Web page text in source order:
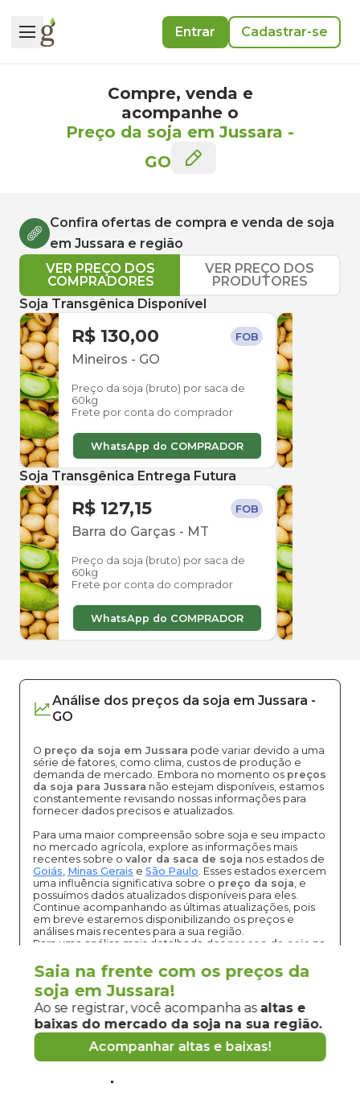
Entrar Cadastrar-se
Compre, venda e
acompanhe o
Preço da soja em Jussara -
GO
Confira ofertas de compra e venda de soja
em Jussara e região
VER PREÇO DOS
COMPRADORES
VER PREÇO DOS
PRODUTORES
Soja Transgênica Disponível
R$ 130,00 FOB
Mineiros - GO
Preço da soja (bruto) por saca de
60kg
Frete por conta do comprador
WhatsApp do COMPRADOR
Soja Transgênica Entrega Futura
R$ 127,15 FOB
Barra do Garças - MT
Preço da soja (bruto) por saca de
60kg
Frete por conta do comprador
WhatsApp do COMPRADOR
Análise dos preços da soja em Jussara -
GO
O preço da soja em Jussara pode variar devido a uma
série de fatores, como clima, custos de produção e
demanda de mercado. Embora no momento os preços
da soja para Jussara não estejam disponíveis, estamos
constantemente revisando nossas informações para
fornecer dados precisos e atualizados.
Para uma maior compreensão sobre soja e seu impacto
no mercado agrícola, explore as informações mais
recentes sobre o valor da saca de soja nos estados de
Goiás, Minas Gerais e São Paulo. Esses estados exercem
uma influência significativa sobre o preço da soja, e
possuímos dados atualizados disponíveis para eles.
Continue acompanhando as últimas atualizações, pois
em breve estaremos disponibilizando os preços e
análises mais recentes para a sua região.
Para uma análise mais detalhada dos preços da soja na
da soja em Goiás.
Vantagens de negociar soja em
Jussara
Saia na frente com os preços da
soja em Jussara!
Ao se registrar, você acompanha as altas e
baixas do mercado da soja na sua região.
Acompanhar altas e baixas!